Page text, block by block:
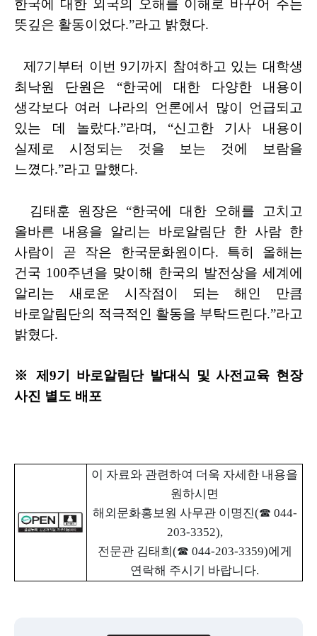
한국에 대한 외국의 오해를 이해로 바꾸어 주는
뜻깊은 활동이었다.”라고 밝혔다.
제 7기부터 이번9기까지 참여하고 있는 대학생
최낙원 단원은 “한국에 대한 다양한 내용이
생각보다 여러 나라의 언론에서 많이 언급되고
있는 데 놀랐다.”라며 , “신고한 기사 내용이
실제로 시정되는 것을 보는 것에
보람을
느꼈다.”라고 말했다.
김태훈 원장은 “한국에 대한 오해를 고치고
올바른 내용을 알리는 바로알림단 한 사람 한
사람이 곧 작은 한국문화원이다. 특히 올해는
건국 100주년을 맞이해 한국의 발전상을 세계에
알리는 새로운 시작점이 되는 해인 만큼
바로알림단의 적극적인 활동을 부탁드린다.”라고
밝혔다.
※제9기 바로알림단 발대식 및 사전교육 현장
사진 별도 배포
이 자료와 관련하여 더욱 자세한 내용을
원하시면
해외문화홍보원 사무관 이명진(☎ 044-
203-3352),
전문관 김태희(☎ 044-203-3359)에게
연락해 주시기 바랍니다.